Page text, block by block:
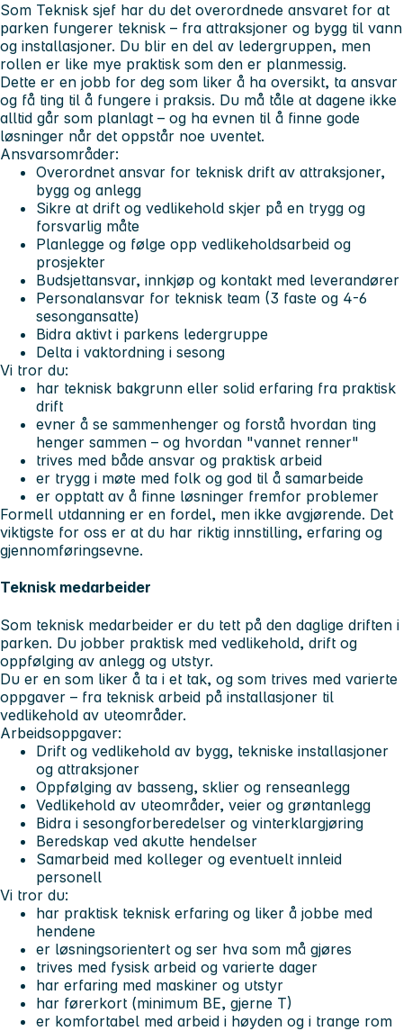
Som Teknisk sjef har du det overordnede ansvaret for at
parken fungerer teknisk – fra attraksjoner og bygg til vann
og installasjoner. Du blir en del av ledergruppen, men
rollen er like mye praktisk som den er planmessig.
Dette er en jobb for deg som liker å ha oversikt, ta ansvar
og få ting til å fungere i praksis. Du må tåle at dagene ikke
alltid går som planlagt – og ha evnen til å finne gode
løsninger når det oppstår noe uventet.
Ansvarsområder:
Overordnet ansvar for teknisk drift av attraksjoner,
bygg og anlegg
Sikre at drift og vedlikehold skjer på en trygg og
forsvarlig måte
Planlegge og følge opp vedlikeholdsarbeid og
prosjekter
Budsjettansvar, innkjøp og kontakt med leverandører
Personalansvar for teknisk team (3 faste og 4-6
sesongansatte)
Bidra aktivt i parkens ledergruppe
Delta i vaktordning i sesong
Vi tror du:
har teknisk bakgrunn eller solid erfaring fra praktisk
drift
evner å se sammenhenger og forstå hvordan ting
henger sammen – og hvordan "vannet renner"
trives med både ansvar og praktisk arbeid
er trygg i møte med folk og god til å samarbeide
er opptatt av å finne løsninger fremfor problemer
Formell utdanning er en fordel, men ikke avgjørende. Det
viktigste for oss er at du har riktig innstilling, erfaring og
gjennomføringsevne.
Teknisk medarbeider
Som teknisk medarbeider er du tett på den daglige driften i
parken. Du jobber praktisk med vedlikehold, drift og
oppfølging av anlegg og utstyr.
Du er en som liker å ta i et tak, og som trives med varierte
oppgaver – fra teknisk arbeid på installasjoner til
vedlikehold av uteområder.
Arbeidsoppgaver:
Drift og vedlikehold av bygg, tekniske installasjoner
og attraksjoner
Oppfølging av basseng, sklier og renseanlegg
Vedlikehold av uteområder, veier og grøntanlegg
Bidra i sesongforberedelser og vinterklargjøring
Beredskap ved akutte hendelser
Samarbeid med kolleger og eventuelt innleid
personell
Vi tror du:
har praktisk teknisk erfaring og liker å jobbe med
hendene
er løsningsorientert og ser hva som må gjøres
trives med fysisk arbeid og varierte dager
har erfaring med maskiner og utstyr
har førerkort (minimum BE, gjerne T)
er komfortabel med arbeid i høyden og i trange rom